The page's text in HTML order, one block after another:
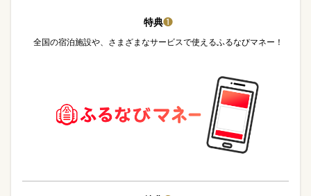
特典❶
全国の宿泊施設や、さまざまなサービスで使えるふるなびマネー！